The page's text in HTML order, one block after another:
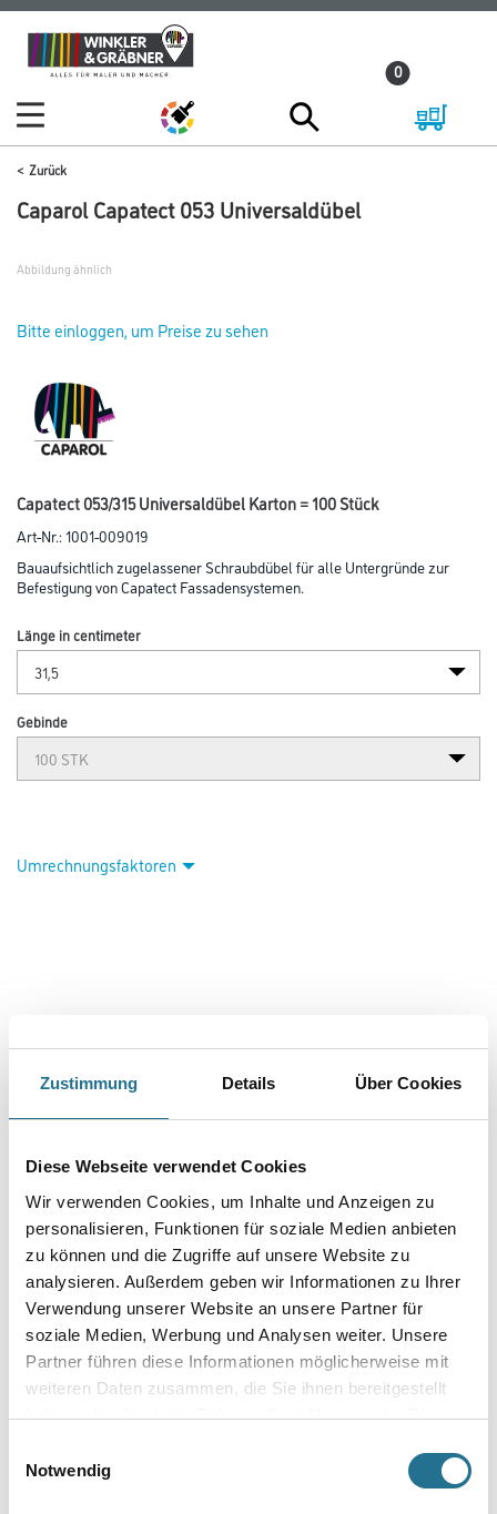
Zustimmung Details Über Cookies
Diese Webseite verwendet Cookies
Wir verwenden Cookies, um Inhalte und Anzeigen zu
personalisieren, Funktionen für soziale Medien anbieten
zu können und die Zugriffe auf unsere Website zu
analysieren. Außerdem geben wir Informationen zu Ihrer
Verwendung unserer Website an unsere Partner für
soziale Medien, Werbung und Analysen weiter. Unsere
Partner führen diese Informationen möglicherweise mit
weiteren Daten zusammen, die Sie ihnen bereitgestellt
haben oder die sie im Rahmen Ihrer Nutzung der Dienste
Notwendig
Zum
Inhalt
Zum
Navigationsmenü
0
Zurück
Caparol Capatect 053 Universaldübel
Abbildung ähnlich
Bitte einloggen, um Preise zu sehen
Capatect 053/315 Universaldübel Karton = 100 Stück
Art-Nr.:1001-009019
Bauaufsichtlich zugelassener Schraubdübel für alle Untergründe zur
Befestigung von Capatect Fassadensystemen.
Länge in centimeter
Gebinde
Umrechnungsfaktoren
Produkteigenschaft
- Teller Ø 60 mm, Schaft Ø 8 mm
- Mit Spreizschraube, Bit Torx T30
- Für alle Untergründe (A-E)
- Verankerungstiefe
- ≥ 25 mm: A, B, C, D
- ≥ 65 mm: E
- Bei oberflächenbündiger Montage: d ≥ 60 mm
- Bei versenkter Montage (nur bei komprimierbaren
Dämmstoffen): d ≥ 80 mm
- Für vertiefte Montage in MW: WAP-zg und PF 122 kombinieren
mit Thermozylinder MW 154
- Punktbezogener Wärmedurchgangskoeffizient Chi-Wert: